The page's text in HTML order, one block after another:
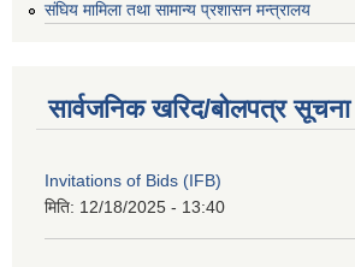
संघिय मामिला तथा सामान्य प्रशासन मन्त्रालय
सार्वजनिक खरिद/बोलपत्र सूचना
Invitations of Bids (IFB)
मिति: 12/18/2025 - 13:40